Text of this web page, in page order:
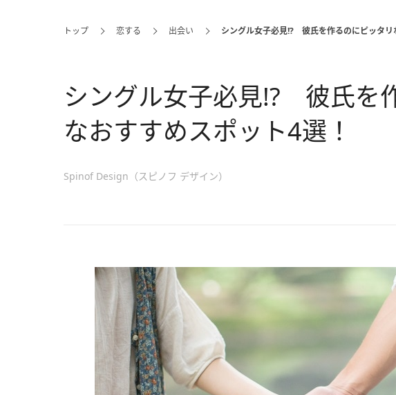
トップ 恋する 出会い シングル女子必見!? 彼氏を作るのにピッタリ
シングル女子必見!? 彼氏を
なおすすめスポット4選！
Spinof Design（スピノフ デザイン）